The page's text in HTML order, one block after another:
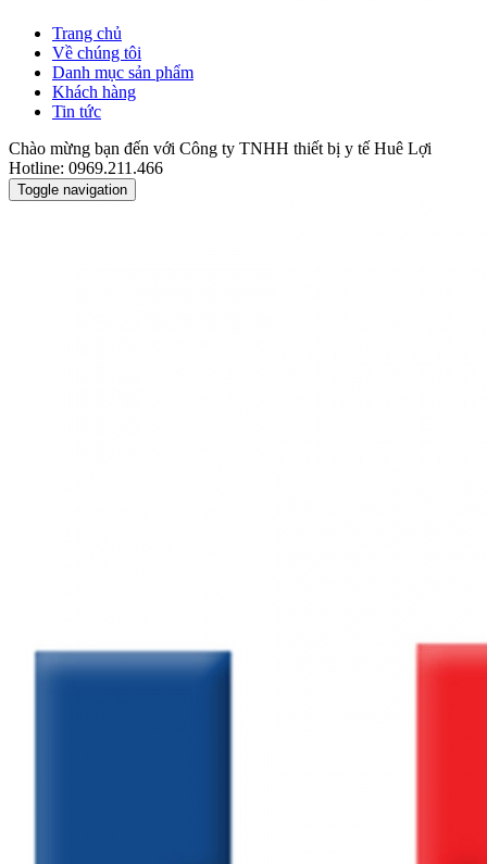
Trang chủ
Về chúng tôi
Danh mục sản phẩm
Khách hàng
Tin tức
Chào mừng bạn đến với Công ty TNHH thiết bị y tế Huê Lợi
Hotline: 0969.211.466
Toggle navigation